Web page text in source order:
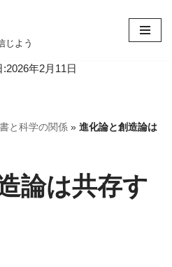
じよう
年2月11日
と科学の関係 » 進化論と創造論は
論は共存す